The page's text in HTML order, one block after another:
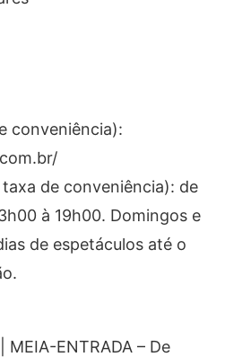
conveniência):
de conveniência): de
à 19h00. Domingos e
de espetáculos até o
MEIA-ENTRADA – De